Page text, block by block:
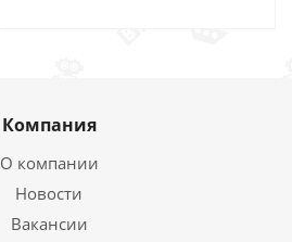
Компания
О компании
Новости
Вакансии